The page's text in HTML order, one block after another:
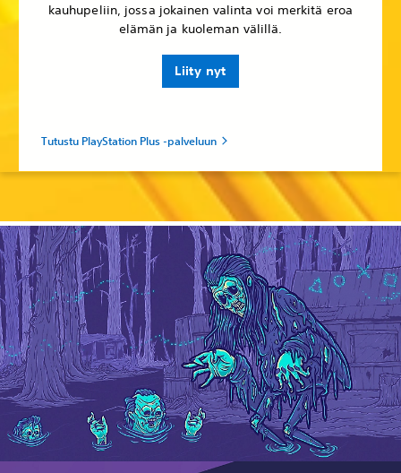
kauhupeliin, jossa jokainen valinta voi merkitä eroa
elämän ja kuoleman välillä.
Liity nyt
Tutustu PlayStation Plus -palveluun